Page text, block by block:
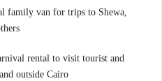
family van for trips to Shewa,
rental to visit tourist and
outside Cairo